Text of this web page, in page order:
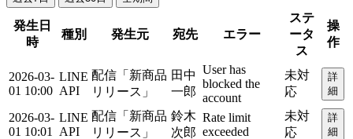
発生日
時
種別 発生元 宛先 エラー
ステ
ータ
ス
操
作
2026-03-
01 10:00
LINE
API
配信「新商品
リリース」
田中
一郎
User has
blocked the
account
未対
応
詳
細
2026-03-
01 10:01
LINE
API
配信「新商品
リリース」
鈴木
次郎
Rate limit
exceeded
未対
応
詳
細